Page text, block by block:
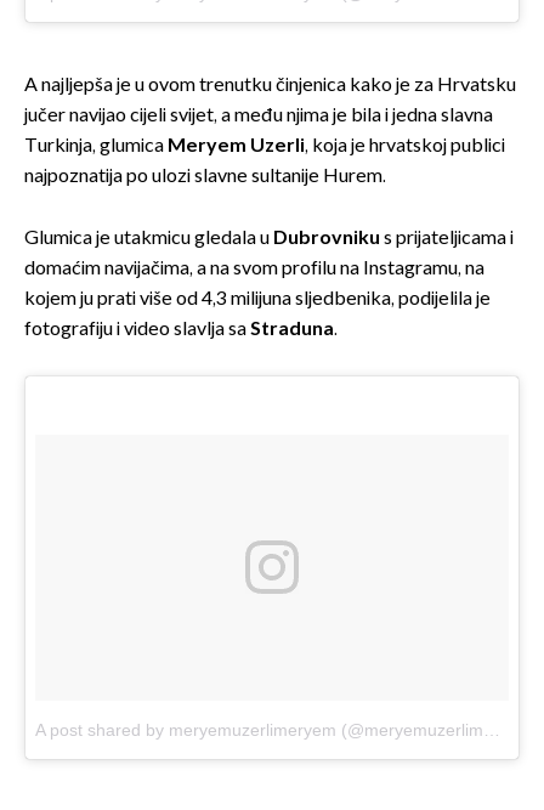
A najljepša je u ovom trenutku činjenica kako je za Hrvatsku
jučer navijao cijeli svijet, a među njima je bila i jedna slavna
Turkinja, glumica Meryem Uzerli, koja je hrvatskoj publici
najpoznatija po ulozi slavne sultanije Hurem.
Glumica je utakmicu gledala u Dubrovniku s prijateljicama i
domaćim navijačima, a na svom profilu na Instagramu, na
kojem ju prati više od 4,3 milijuna sljedbenika, podijelila je
fotografiju i video slavlja saStraduna.